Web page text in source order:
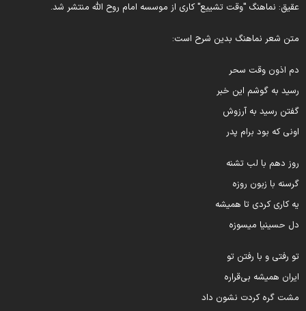
عقیق: نماهنگ "وقت تشییع" کاری از موسسه امام روح الله منتشر شد.
متن شعر نماهنگ بدین شرح است:
دم اذون وقت سحر
رسید به گوشم این خبر
گفتن رسید به آرزوش
اونی که بود برام پدر
روز دهم با لب تشنه
گرسنه با زبون روزه
یه کاری کردی تا همیشه
دل حسینیا میسوزه
تو رفتی و با رفتن تو
ایران همیشه بی‌قراره
مشت گره کردت نشون داد